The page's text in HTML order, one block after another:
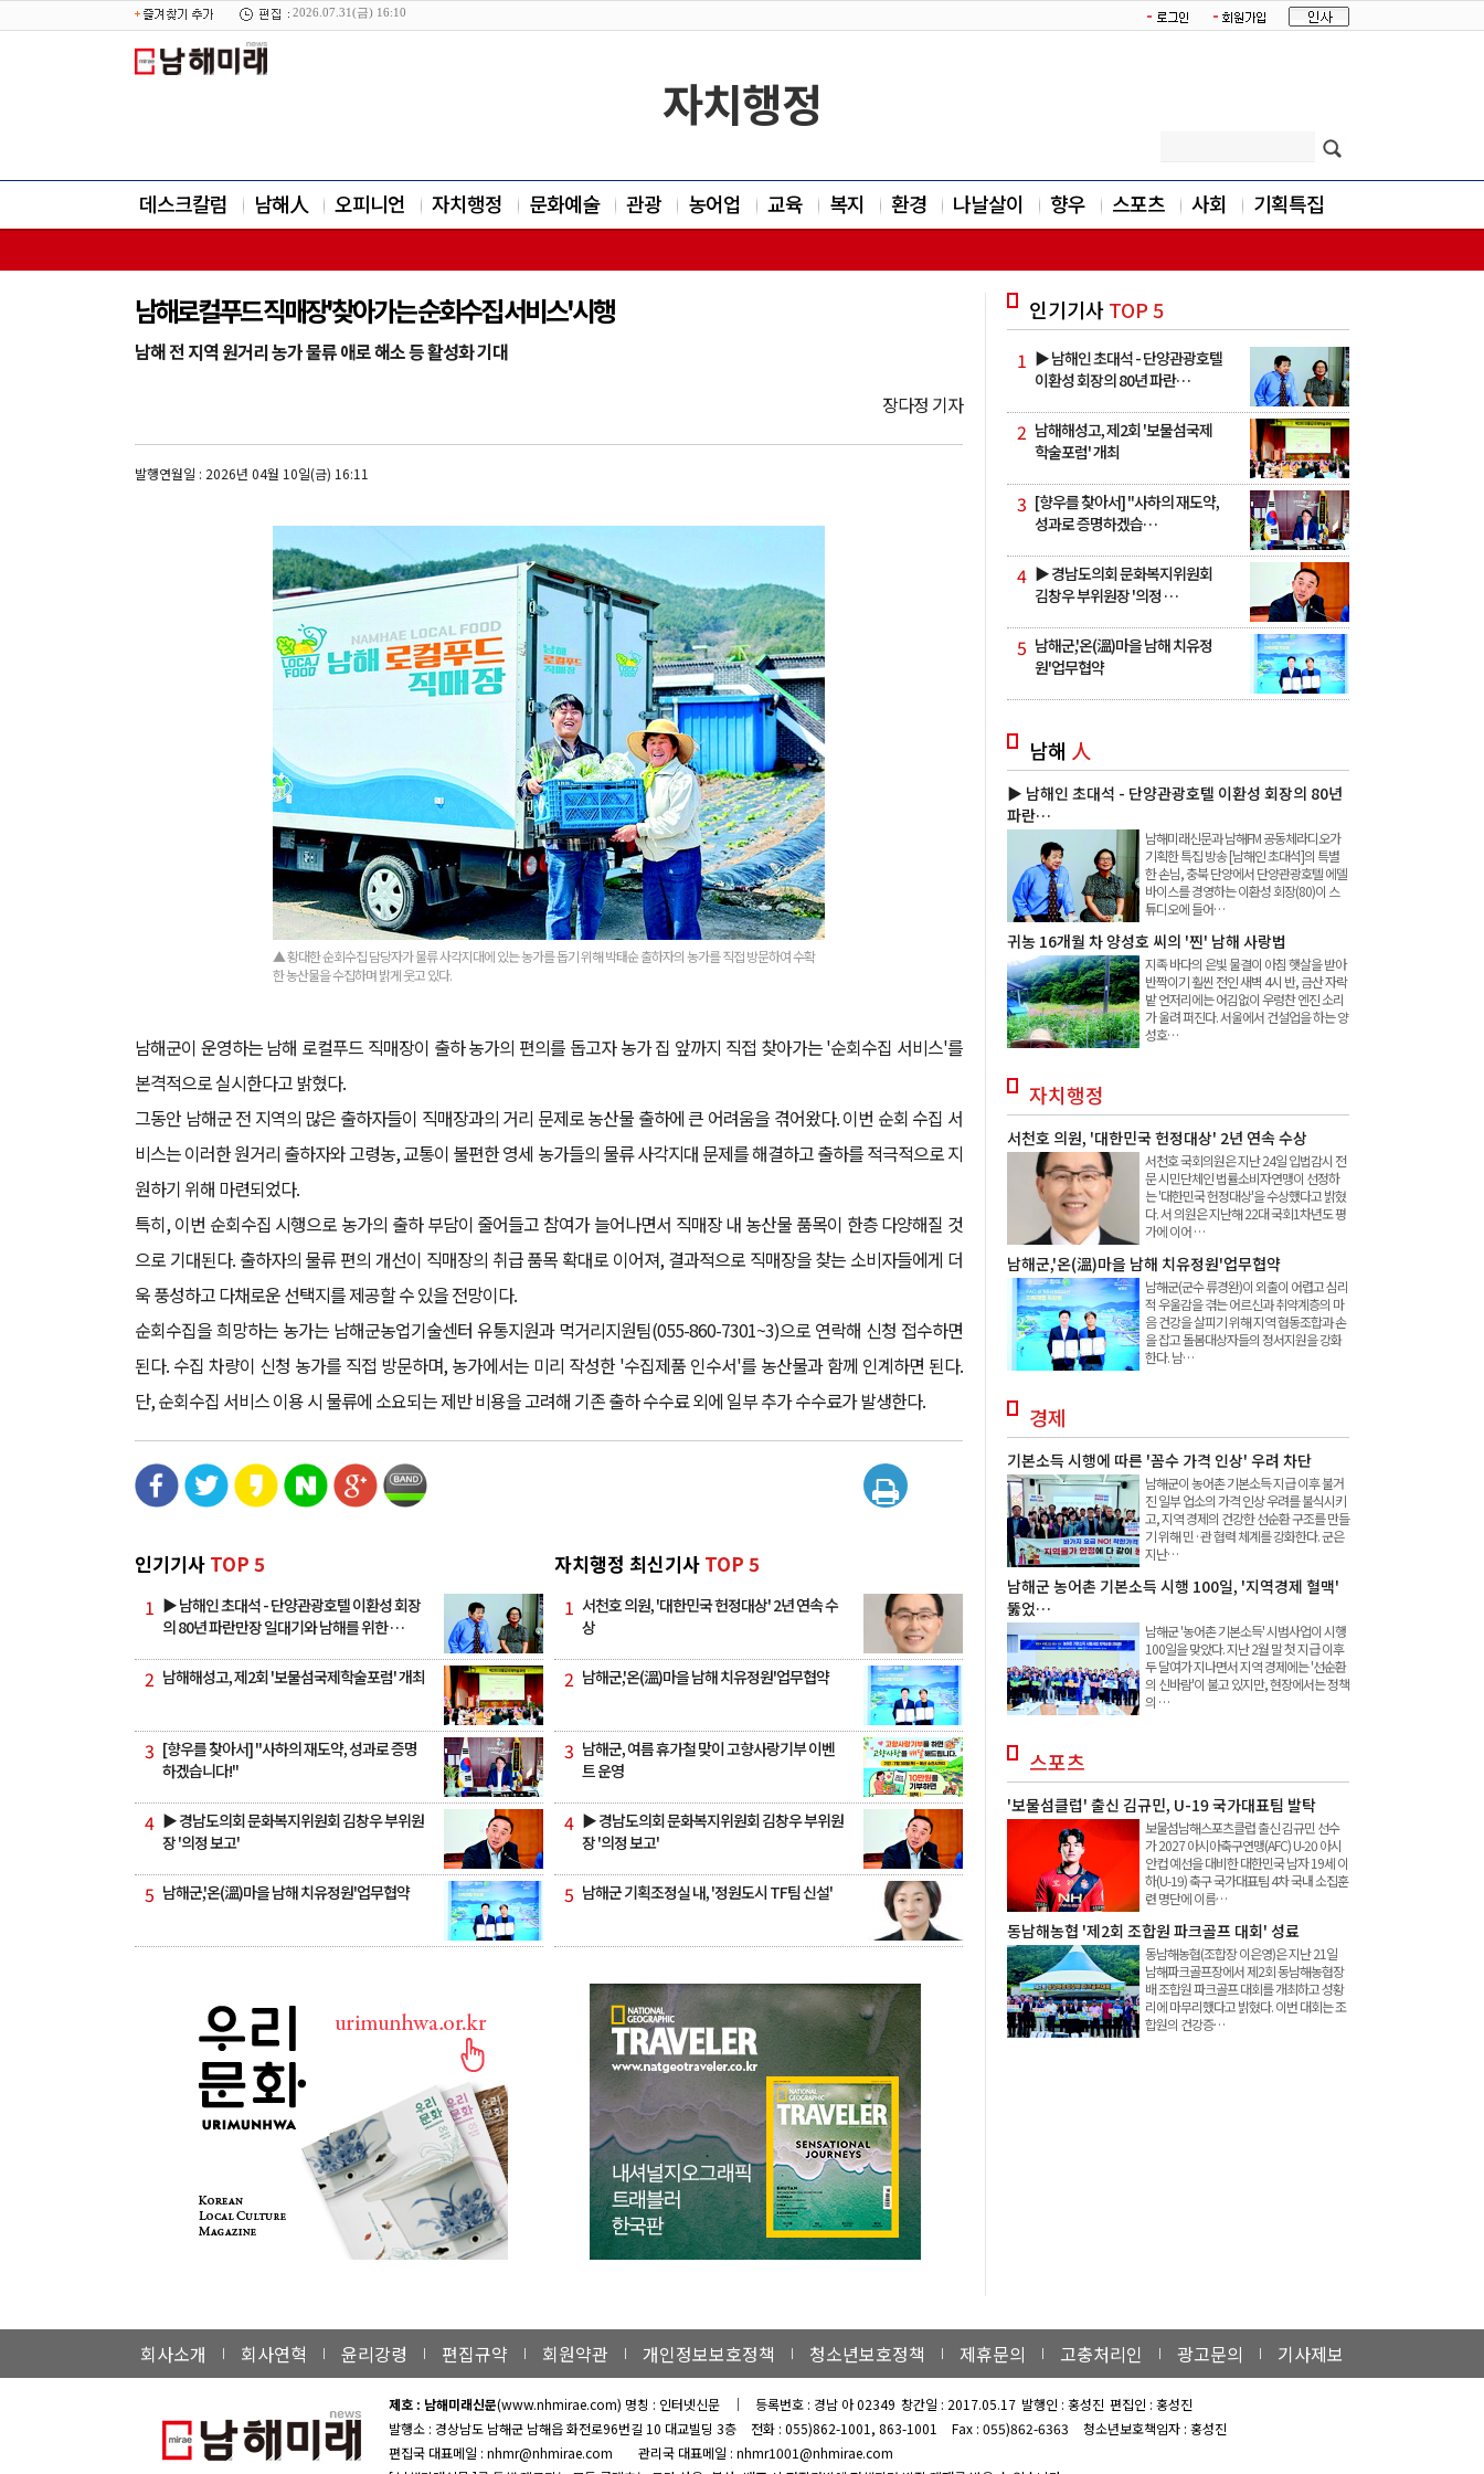
2026.07.31(금) 16:10
자치행정
데스크칼럼 남해人 오피니언 자치행정 문화예술 관광 농어업 교육 복지 환경 나날살이 향우 스포츠 사회 기획특집
남해로컬푸드 직매장'찾아가는 순회수집 서비스'시행
남해 전 지역 원거리 농가 물류 애로 해소 등 활성화 기대
장다정 기자
발행연월일 : 2026년 04월 10일(금) 16:11
▲ 황대한 순회수집 담당자가 물류 사각지대에 있는 농가를 돕기 위해 박태순 출하자의 농가를 직접 방문하여 수확
한 농산물을 수집하며 밝게 웃고 있다.
남해군이 운영하는 남해 로컬푸드 직매장이 출하 농가의 편의를 돕고자 농가 집 앞까지 직접 찾아가는 '순회수집 서비스'를
본격적으로 실시한다고 밝혔다.
그동안 남해군 전 지역의 많은 출하자들이 직매장과의 거리 문제로 농산물 출하에 큰 어려움을 겪어왔다. 이번 순회 수집 서
비스는 이러한 원거리 출하자와 고령농, 교통이 불편한 영세 농가들의 물류 사각지대 문제를 해결하고 출하를 적극적으로 지
원하기 위해 마련되었다.
특히, 이번 순회수집 시행으로 농가의 출하 부담이 줄어들고 참여가 늘어나면서 직매장 내 농산물 품목이 한층 다양해질 것
으로 기대된다. 출하자의 물류 편의 개선이 직매장의 취급 품목 확대로 이어져, 결과적으로 직매장을 찾는 소비자들에게 더
욱 풍성하고 다채로운 선택지를 제공할 수 있을 전망이다.
순회수집을 희망하는 농가는 남해군농업기술센터 유통지원과 먹거리지원팀(055-860-7301~3)으로 연락해 신청 접수하면
된다. 수집 차량이 신청 농가를 직접 방문하며, 농가에서는 미리 작성한 '수집제품 인수서'를 농산물과 함께 인계하면 된다.
단, 순회수집 서비스 이용 시 물류에 소요되는 제반 비용을 고려해 기존 출하 수수료 외에 일부 추가 수수료가 발생한다.
인기기사 TOP 5
1 ▶ 남해인 초대석 - 단양관광호텔 이환성 회장
의 80년 파란만장 일대기와 남해를 위한 …
2 남해해성고, 제2회 '보물섬국제학술포럼' 개최
3 [향우를 찾아서] "사하의 재도약, 성과로 증명
하겠습니다!"
4 ▶ 경남도의회 문화복지위원회 김창우 부위원
장 '의정 보고'
5 남해군,'온(溫)마을 남해 치유정원'업무협약
자치행정 최신기사 TOP 5
1 서천호 의원, '대한민국 헌정대상' 2년 연속 수
상
2 남해군,'온(溫)마을 남해 치유정원'업무협약
3 남해군, 여름 휴가철 맞이 고향사랑기부 이벤
트 운영
4 ▶ 경남도의회 문화복지위원회 김창우 부위원
장 '의정 보고'
5 남해군 기획조정실 내, '정원도시 TF팀 신설'
인기기사TOP 5
1 ▶ 남해인 초대석 - 단양관광호텔
이환성 회장의 80년 파란…
2 남해해성고, 제2회 '보물섬국제
학술포럼' 개최
3 [향우를 찾아서] "사하의 재도약,
성과로 증명하겠습…
4 ▶ 경남도의회 문화복지위원회
김창우 부위원장 '의정 …
5 남해군,'온(溫)마을 남해 치유정
원'업무협약
남해 人
▶ 남해인 초대석 - 단양관광호텔 이환성 회장의 80년
파란…
남해미래신문과 남해FM 공동체라디오가
기획한 특집 방송 [남해인 초대석]의 특별
한 손님, 충북 단양에서 단양관광호텔 에델
바이스를 경영하는 이환성 회장(80)이 스
튜디오에 들어…
귀농 16개월 차 양성호 씨의 '찐' 남해 사랑법
지족 바다의 은빛 물결이 아침 햇살을 받아
반짝이기 훨씬 전인 새벽 4시 반, 금산 자락
밭 언저리에는 어김없이 우렁찬 엔진 소리
가 울려 퍼진다. 서울에서 건설업을 하는 양
성호…
자치행정
서천호 의원, '대한민국 헌정대상' 2년 연속 수상
서천호 국회의원은 지난 24일 입법감시 전
문 시민단체인 법률소비자연맹이 선정하
는 '대한민국 헌정대상'을 수상했다고 밝혔
다. 서 의원은 지난해 22대 국회1차년도 평
가에 이어 …
남해군,'온(溫)마을 남해 치유정원'업무협약
남해군(군수 류경완)이 외출이 어렵고 심리
적 우울감을 겪는 어르신과 취약계층의 마
음 건강을 살피기 위해 지역 협동조합과 손
을 잡고 돌봄대상자들의 정서지원을 강화
한다. 남…
경제
기본소득 시행에 따른 '꼼수 가격 인상' 우려 차단
남해군이 농어촌 기본소득 지급 이후 불거
진 일부 업소의 가격 인상 우려를 불식시키
고, 지역 경제의 건강한 선순환 구조를 만들
기 위해 민·관 협력 체계를 강화한다. 군은
지난…
남해군 농어촌 기본소득 시행 100일, '지역경제 혈맥'
뚫었…
남해군 '농어촌 기본소득' 시범사업이 시행
100일을 맞았다. 지난 2월 말 첫 지급 이후
두 달여가 지나면서 지역 경제에는 '선순환
의 신바람'이 불고 있지만, 현장에서는 정책
의 …
스포츠
'보물섬클럽' 출신 김규민, U-19 국가대표팀 발탁
보물섬남해스포츠클럽 출신 김규민 선수
가 2027 아시아축구연맹(AFC) U-20 아시
안컵 예선을 대비한 대한민국 남자 19세 이
하(U-19) 축구 국가대표팀 4차 국내 소집훈
련 명단에 이름…
동남해농협 '제2회 조합원 파크골프 대회' 성료
동남해농협(조합장 이은영)은 지난 21일
남해파크골프장에서 제2회 동남해농협장
배 조합원 파크골프 대회를 개최하고 성황
리에 마무리했다고 밝혔다. 이번 대회는 조
합원의 건강증…
회사소개 회사연혁 윤리강령 편집규약 회원약관 개인정보보호정책 청소년보호정책 제휴문의 고충처리인 광고문의 기사제보
제호 : 남해미래신문(www.nhmirae.com) 명칭 : 인터넷신문 ｜ 등록번호 : 경남 아 02349 창간일 : 2017.05.17 발행인 : 홍성진 편집인 : 홍성진
발행소 : 경상남도 남해군 남해읍 화전로96번길 10 대교빌딩 3층
전화 : 055)862-1001, 863-1001 Fax : 055)862-6363
청소년보호책임자 : 홍성진
편집국 대표메일 : nhmr@nhmirae.com
관리국 대표메일 : nhmr1001@nhmirae.com